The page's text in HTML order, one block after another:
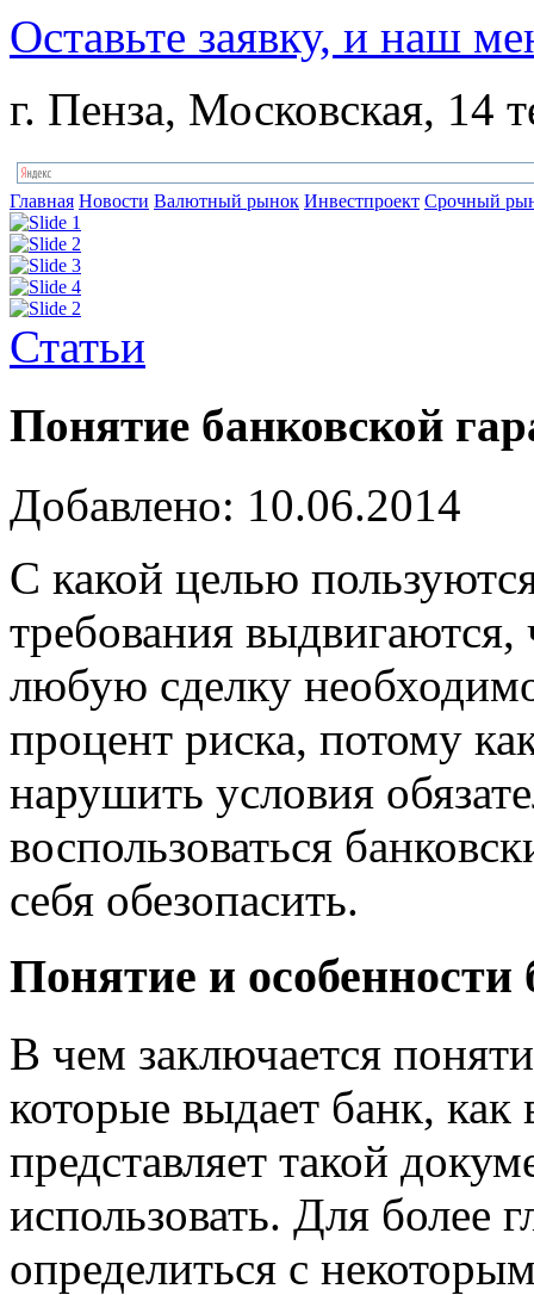
Оставьте заявку, и наш
г. Пенза, Московская, 14
Главная Новости Валютный рынок Инвестпроект Срочный
Статьи
Понятие банковской
Добавлено: 10.06.2014
С какой целью
требования
любую сделку
процент риска, потому
нарушить условия
воспользоваться
себя обезопасить.
Понятие и особенности
В чем заключается
которые выдает банк, как
представляет такой
использовать. Для более
определиться с